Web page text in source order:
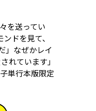
を送ってい
ドを見て、
」なぜかレイ
れています」
単行本版限定